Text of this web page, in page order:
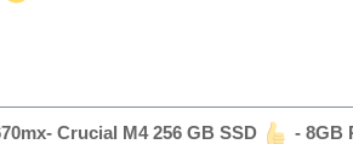
Crucial M4 256 GB SSD - 8GB